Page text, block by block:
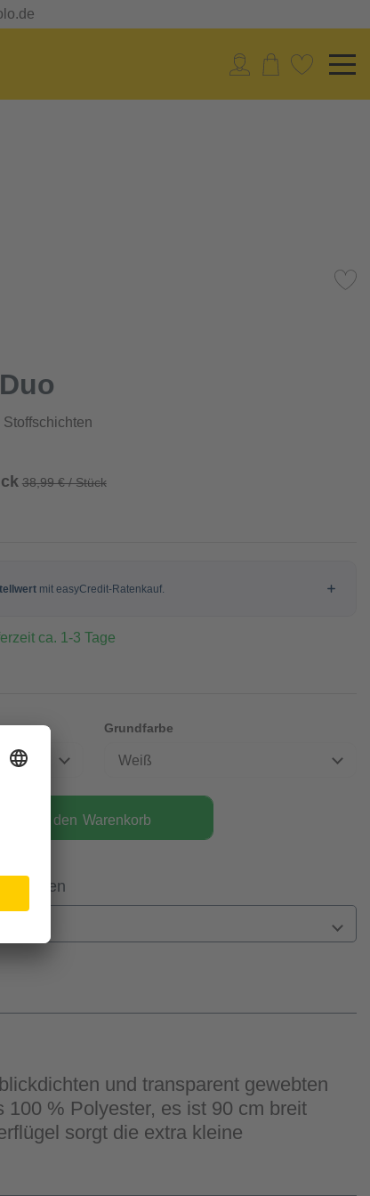
38,99 € / Stück
ca. 1-3 Tage
Grundfarbe
Weiß
In den Warenkorb
prüfen
und transparent gewebten
% Polyester, es ist 90 cm breit
sorgt die extra kleine